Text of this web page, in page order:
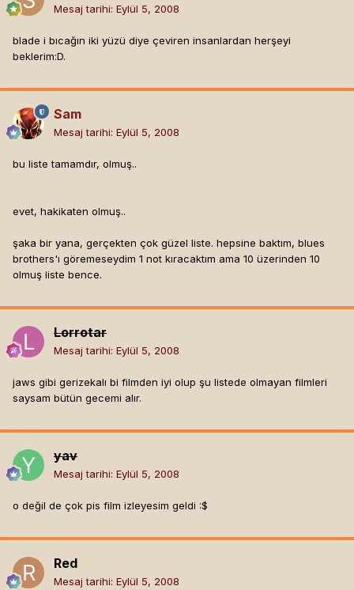
Mesaj tarihi: Eylül 5, 2008
blade i bıcağın iki yüzü diye çeviren insanlardan herşeyi
beklerim:D.
Sam
Mesaj tarihi: Eylül 5, 2008
bu liste tamamdır, olmuş..
evet, hakikaten olmuş..
şaka bir yana, gerçekten çok güzel liste. hepsine baktım, blues
brothers'ı göremeseydim 1 not kıracaktım ama 10 üzerinden 10
olmuş liste bence.
Lorrotar
Mesaj tarihi: Eylül 5, 2008
jaws gibi gerizekalı bi filmden iyi olup şu listede olmayan filmleri
saysam bütün gecemi alır.
yav
Mesaj tarihi: Eylül 5, 2008
o değil de çok pis film izleyesim geldi :$
Red
Mesaj tarihi: Eylül 5, 2008